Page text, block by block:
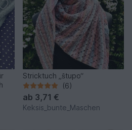
Stricktuch „ŝtupo“
(6)
ab 3,71 €
Keksis_bunte_Maschen